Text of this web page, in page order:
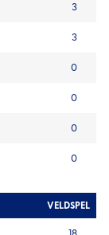
3
3
0
0
0
0
VELDSPEL